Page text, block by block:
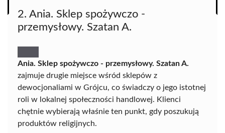
2. Ania. Sklep spożywczo -
przemysłowy. Szatan A.
Ania. Sklep spożywczo - przemysłowy. Szatan A.
zajmuje drugie miejsce wśród sklepów z
dewocjonaliami w Grójcu, co świadczy o jego istotnej
roli w lokalnej społeczności handlowej. Klienci
chętnie wybierają właśnie ten punkt, gdy poszukują
produktów religijnych.